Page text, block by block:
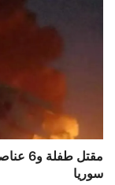
مقتل
سوريا